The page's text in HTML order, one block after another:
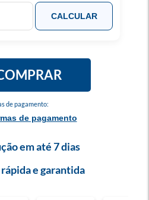
de pagamento:
de pagamento
CALCULAR
em até 7 dias
e garantida